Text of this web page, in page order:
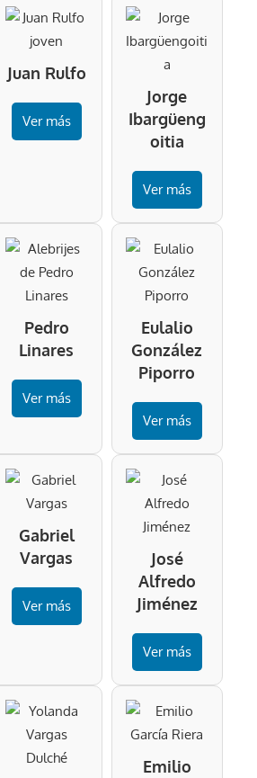
Juan Rulfo
Ver más
Jorge
Ibargüeng
oitia
Ver más
Pedro
Linares
Ver más
Eulalio
González
Piporro
Ver más
Gabriel
Vargas
Ver más
José
Alfredo
Jiménez
Ver más
Emilio